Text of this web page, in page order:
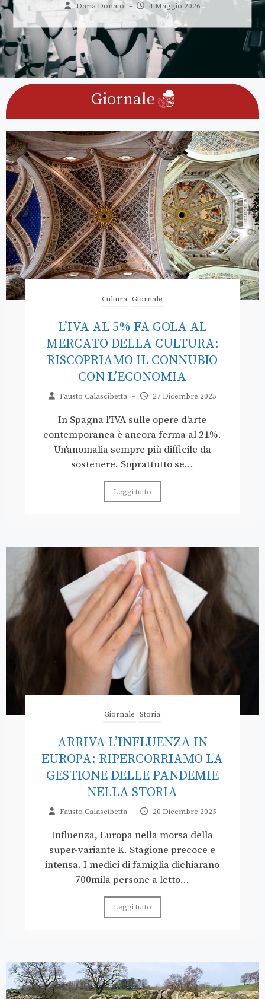
Maria Geraci – 27 Aprile 2026
Giornale
Cultura Giornale
L’IVA AL 5% FA GOLA AL
MERCATO DELLA CULTURA:
RISCOPRIAMO IL CONNUBIO
CON L’ECONOMIA
Fausto Calascibetta – 27 Dicembre 2025
In Spagna l'IVA sulle opere d'arte
contemporanea è ancora ferma al 21%.
Un'anomalia sempre più difficile da
sostenere. Soprattutto se...
Leggi tutto
Giornale Storia
ARRIVA L’INFLUENZA IN
EUROPA: RIPERCORRIAMO LA
GESTIONE DELLE PANDEMIE
NELLA STORIA
Fausto Calascibetta – 20 Dicembre 2025
Influenza, Europa nella morsa della
super-variante K. Stagione precoce e
intensa. I medici di famiglia dichiarano
700mila persone a letto...
Leggi tutto